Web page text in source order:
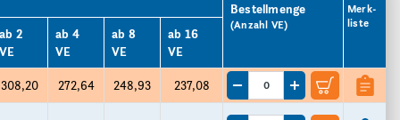
Bestellmenge
(Anzahl VE)
Merk­
liste
ab 2
VE
ab 4
VE
ab 8
VE
ab 16
VE
308,20 272,64 248,93 237,08 Menge um eine VE reduzieren
Menge um eine VE